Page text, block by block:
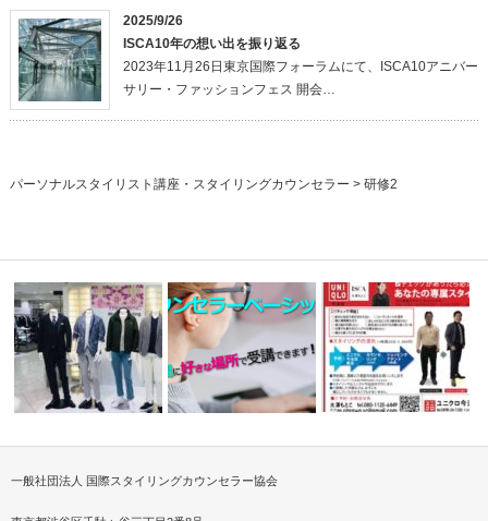
2025/9/26
ISCA10年の想い出を振り返る
2023年11月26日東京国際フォーラムにて、ISCA10アニバー
サリー・ファッションフェス 開会…
パーソナルスタイリスト講座・スタイリングカウンセラー > 研修2
ファッション…
ーソナルス…
一般社団法人 国際スタイリングカウンセラー協会